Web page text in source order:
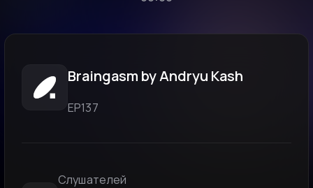
Braingasm by Andryu Kash
ЕР137
Слушателей